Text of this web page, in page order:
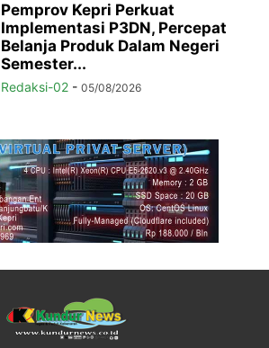
Pemprov Kepri Perkuat
Implementasi P3DN, Percepat
Belanja Produk Dalam Negeri
Semester...
Redaksi-02 - 05/08/2026